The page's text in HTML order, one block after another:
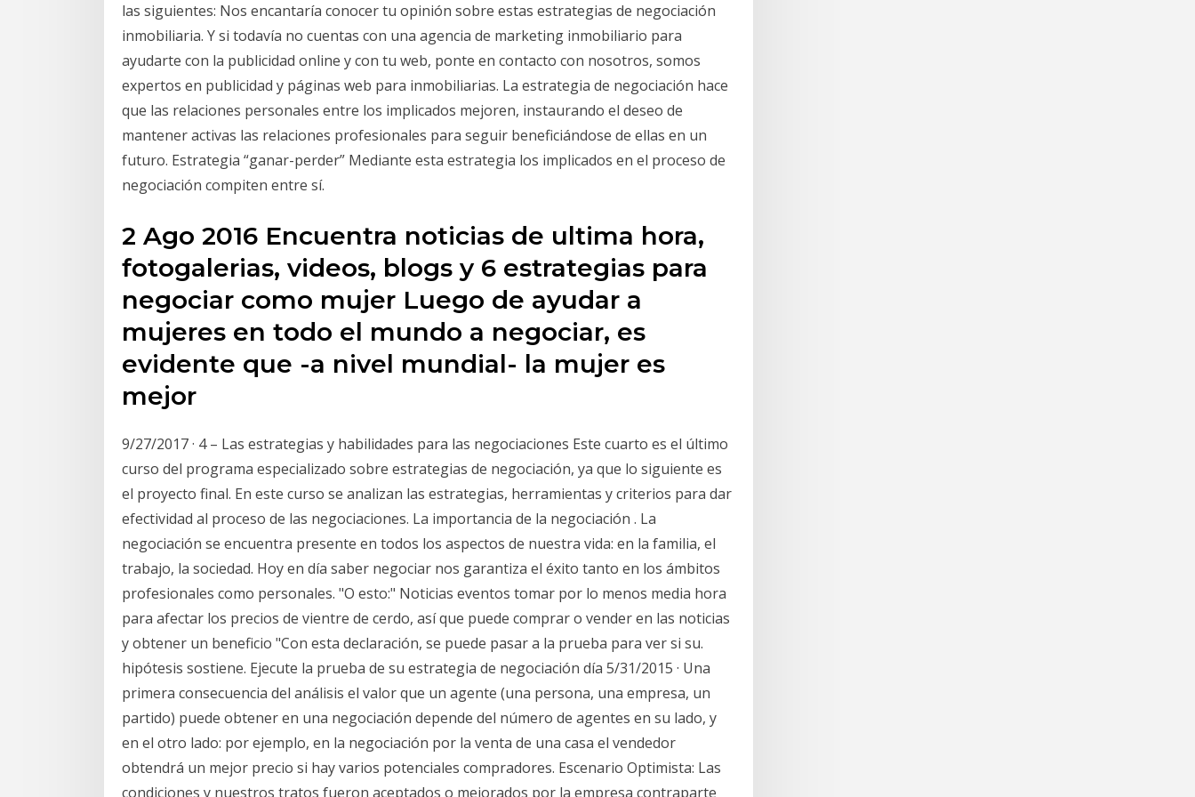
las siguientes: Nos encantaría conocer tu opinión sobre estas estrategias de negociación
inmobiliaria. Y si todavía no cuentas con una agencia de marketing inmobiliario para
ayudarte con la publicidad online y con tu web, ponte en contacto con nosotros, somos
expertos en publicidad y páginas web para inmobiliarias. La estrategia de negociación hace
que las relaciones personales entre los implicados mejoren, instaurando el deseo de
mantener activas las relaciones profesionales para seguir beneficiándose de ellas en un
futuro. Estrategia “ganar-perder” Mediante esta estrategia los implicados en el proceso de
negociación compiten entre sí.
2 Ago 2016 Encuentra noticias de ultima hora,
fotogalerias, videos, blogs y 6 estrategias para
negociar como mujer Luego de ayudar a
mujeres en todo el mundo a negociar, es
evidente que -a nivel mundial- la mujer es
mejor
9/27/2017 · 4 – Las estrategias y habilidades para las negociaciones Este cuarto es el último
curso del programa especializado sobre estrategias de negociación, ya que lo siguiente es
el proyecto final. En este curso se analizan las estrategias, herramientas y criterios para dar
efectividad al proceso de las negociaciones. La importancia de la negociación . La
negociación se encuentra presente en todos los aspectos de nuestra vida: en la familia, el
trabajo, la sociedad. Hoy en día saber negociar nos garantiza el éxito tanto en los ámbitos
profesionales como personales. "O esto:" Noticias eventos tomar por lo menos media hora
para afectar los precios de vientre de cerdo, así que puede comprar o vender en las noticias
y obtener un beneficio "Con esta declaración, se puede pasar a la prueba para ver si su.
hipótesis sostiene. Ejecute la prueba de su estrategia de negociación día 5/31/2015 · Una
primera consecuencia del análisis el valor que un agente (una persona, una empresa, un
partido) puede obtener en una negociación depende del número de agentes en su lado, y
en el otro lado: por ejemplo, en la negociación por la venta de una casa el vendedor
obtendrá un mejor precio si hay varios potenciales compradores. Escenario Optimista: Las
condiciones y nuestros tratos fueron aceptados o mejorados por la empresa contraparte